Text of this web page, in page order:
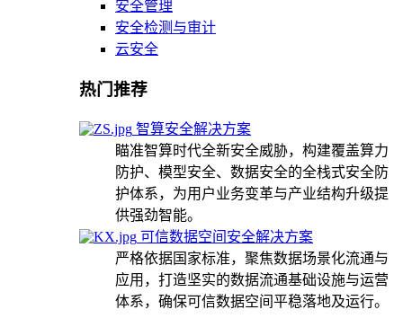
安全管理
安全检测与审计
云安全
热门推荐
智算安全解决方案
瞄准智算时代全新安全威胁，构建覆盖算力
防护、模型安全、数据安全的全栈式安全防
护体系，为用户业务变革与产业结构升级提
供强劲智能。
可信数据空间安全解决方案
严格依据国家标准，聚焦数据场景化流通与
应用，打造坚实的数据流通基础设施与运营
体系，确保可信数据空间平稳落地及运行。